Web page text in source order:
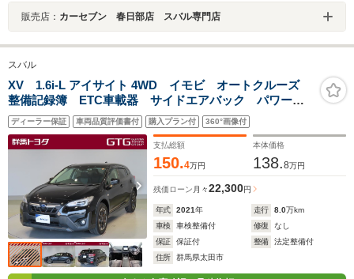
販売店： カーセブン 春日部店 スバル専門店
スバル
XV 1.6i-L アイサイト 4WD イモビ オートクルーズ
整備記録簿 ETC車載器 サイドエアバック パワース
テアリング アルミ ESC スマートキー&プッシュスタ
ート 地デジTV エアコン LEDヘッドランプ AWD
ABS
ディーラー保証 車両品質評価書付 購入プラン付 360°画像付
支払総額
150.4万円
本体価格
138.8万円
残価ローン 月々22,300円
年式 2021年 走行 8.0万km
車検
車検整備付 修復
なし
保証
保証付 整備
法定整備付
住所
群馬県太田市